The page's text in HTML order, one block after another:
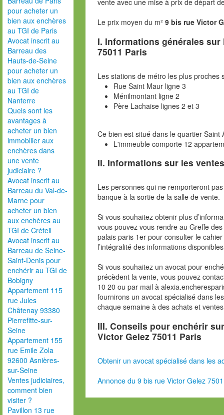
pour acheter un
bien aux enchères
au TGI de Paris
Avocat inscrit au
Barreau des
Hauts-de-Seine
pour acheter un
bien aux enchères
au TGI de
Nanterre
Quels sont les
avantages à
acheter un bien
immobilier aux
enchères dans
une vente
judiciaire ?
Avocat inscrit au
Barreau du Val-de-
Marne pour
acheter un bien
aux enchères au
TGI de Créteil
Avocat inscrit au
Barreau de Seine-
Saint-Denis pour
enchérir au TGI de
Bobigny
Appartement 115
rue Jules
Châtenay 93380
Pierrefitte-sur-
Seine
Appartement 155
rue Emile Zola
92600 Asnières-
sur-Seine
Ventes judiciaires,
comment bien
visiter ?
Pavillon 13 rue
vente avec une mise à prix de départ
Le prix moyen du m² 9 bis rue Victor
I. Informations générales
75011 Paris
Les stations de métro les plus proches
Rue Saint Maur ligne 3
Ménilmontant ligne 2
Père Lachaise lignes 2 et 3
Ce bien est situé dans le quartier Saint
L'immeuble comporte 12
II. Informations sur les
Les personnes qui ne remporteront
banque à la sortie de la salle de vente.
Si vous souhaitez obtenir plus
vous pouvez vous rendre au Greffe
palais paris 1er pour consulter le
l’intégralité des informations
Si vous souhaitez un avocat pour
précèdent la vente, vous pouvez
10 20 ou par mail à
fournirons un avocat spécialisé dans
chaque semaine à des achats et
III. Conseils pour enchérir
Victor Gelez 75011 Paris
Obtenir un avocat spécialisé dans les
Annonce du 9 bis rue Victor Gelez